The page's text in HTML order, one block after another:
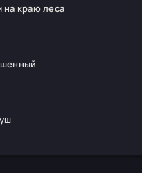
на краю леса